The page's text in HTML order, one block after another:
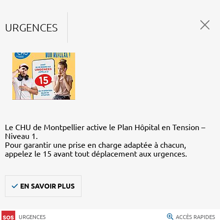
URGENCES
Le CHU de Montpellier active le Plan Hôpital en Tension –
Niveau 1.
Pour garantir une prise en charge adaptée à chacun,
appelez le 15 avant tout déplacement aux urgences.
EN SAVOIR PLUS
URGENCES ACCÈS RAPIDES